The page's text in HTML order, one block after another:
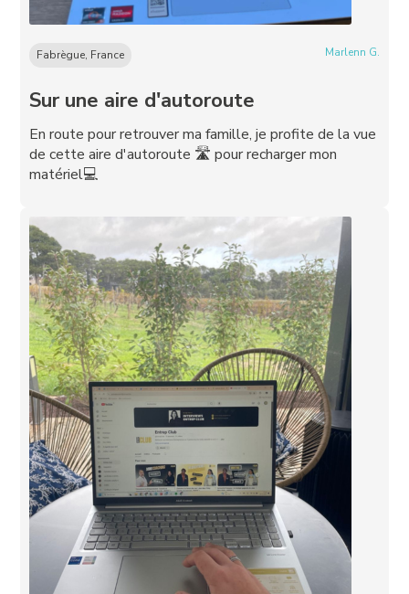
Fabrègue, France Marlenn G.
Sur une aire d'autoroute
En route pour retrouver ma famille, je profite de la vue
de cette aire d'autoroute 🛣️ pour recharger mon
matériel💻